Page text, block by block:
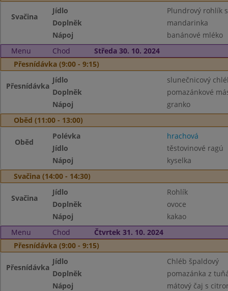
Svačina
Jídlo
Plundrový rohlík
Doplněk
mandarinka
Nápoj
banánové mléko
Menu
Chod
Středa 30. 10. 2024
Přesnídávka (9:00 - 9:15)
Přesnídávka
Jídlo
slunečnicový
Doplněk
pomazánkové
Nápoj
granko
Oběd (11:00 - 13:00)
Oběd
Polévka
hrachová
Jídlo
těstovinové ragú
Nápoj
kyselka
Svačina (14:00 - 14:30)
Svačina
Jídlo
Rohlík
Doplněk
ovoce
Nápoj
kakao
Menu
Chod
Čtvrtek 31. 10. 2024
Přesnídávka (9:00 - 9:15)
Přesnídávka
Jídlo
Chléb špaldový
Doplněk
pomazánka z
Nápoj
mátový čaj s